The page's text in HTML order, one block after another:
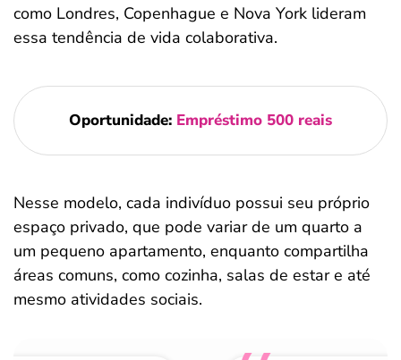
como Londres, Copenhague e Nova York lideram
essa tendência de vida colaborativa.
Oportunidade: Empréstimo 500 reais
Nesse modelo, cada indivíduo possui seu próprio
espaço privado, que pode variar de um quarto a
um pequeno apartamento, enquanto compartilha
áreas comuns, como cozinha, salas de estar e até
mesmo atividades sociais.